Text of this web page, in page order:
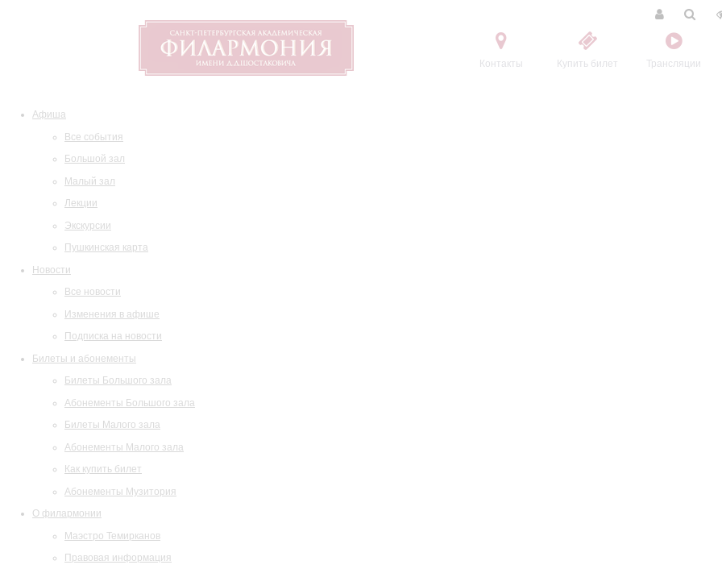
Контакты Купить билет Трансляции
Афиша
Все события
Большой зал
Малый зал
Лекции
Экскурсии
Пушкинская карта
Новости
Все новости
Изменения в афише
Подписка на новости
Билеты и абонементы
Билеты Большого зала
Абонементы Большого зала
Билеты Малого зала
Абонементы Малого зала
Как купить билет
Абонементы Музитория
О филармонии
Маэстро Темирканов
Правовая информация